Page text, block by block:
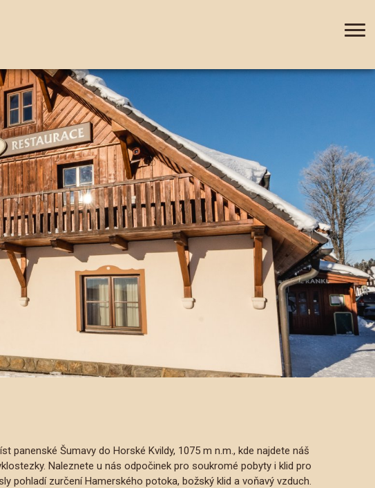
Šumavy do Horské Kvildy, 1075 m n.m., kde najdete náš
Naleznete u nás odpočinek pro soukromé pobyty i klid pro
pohladí zurčení Hamerského potoka, božský klid a voňavý vzduch.